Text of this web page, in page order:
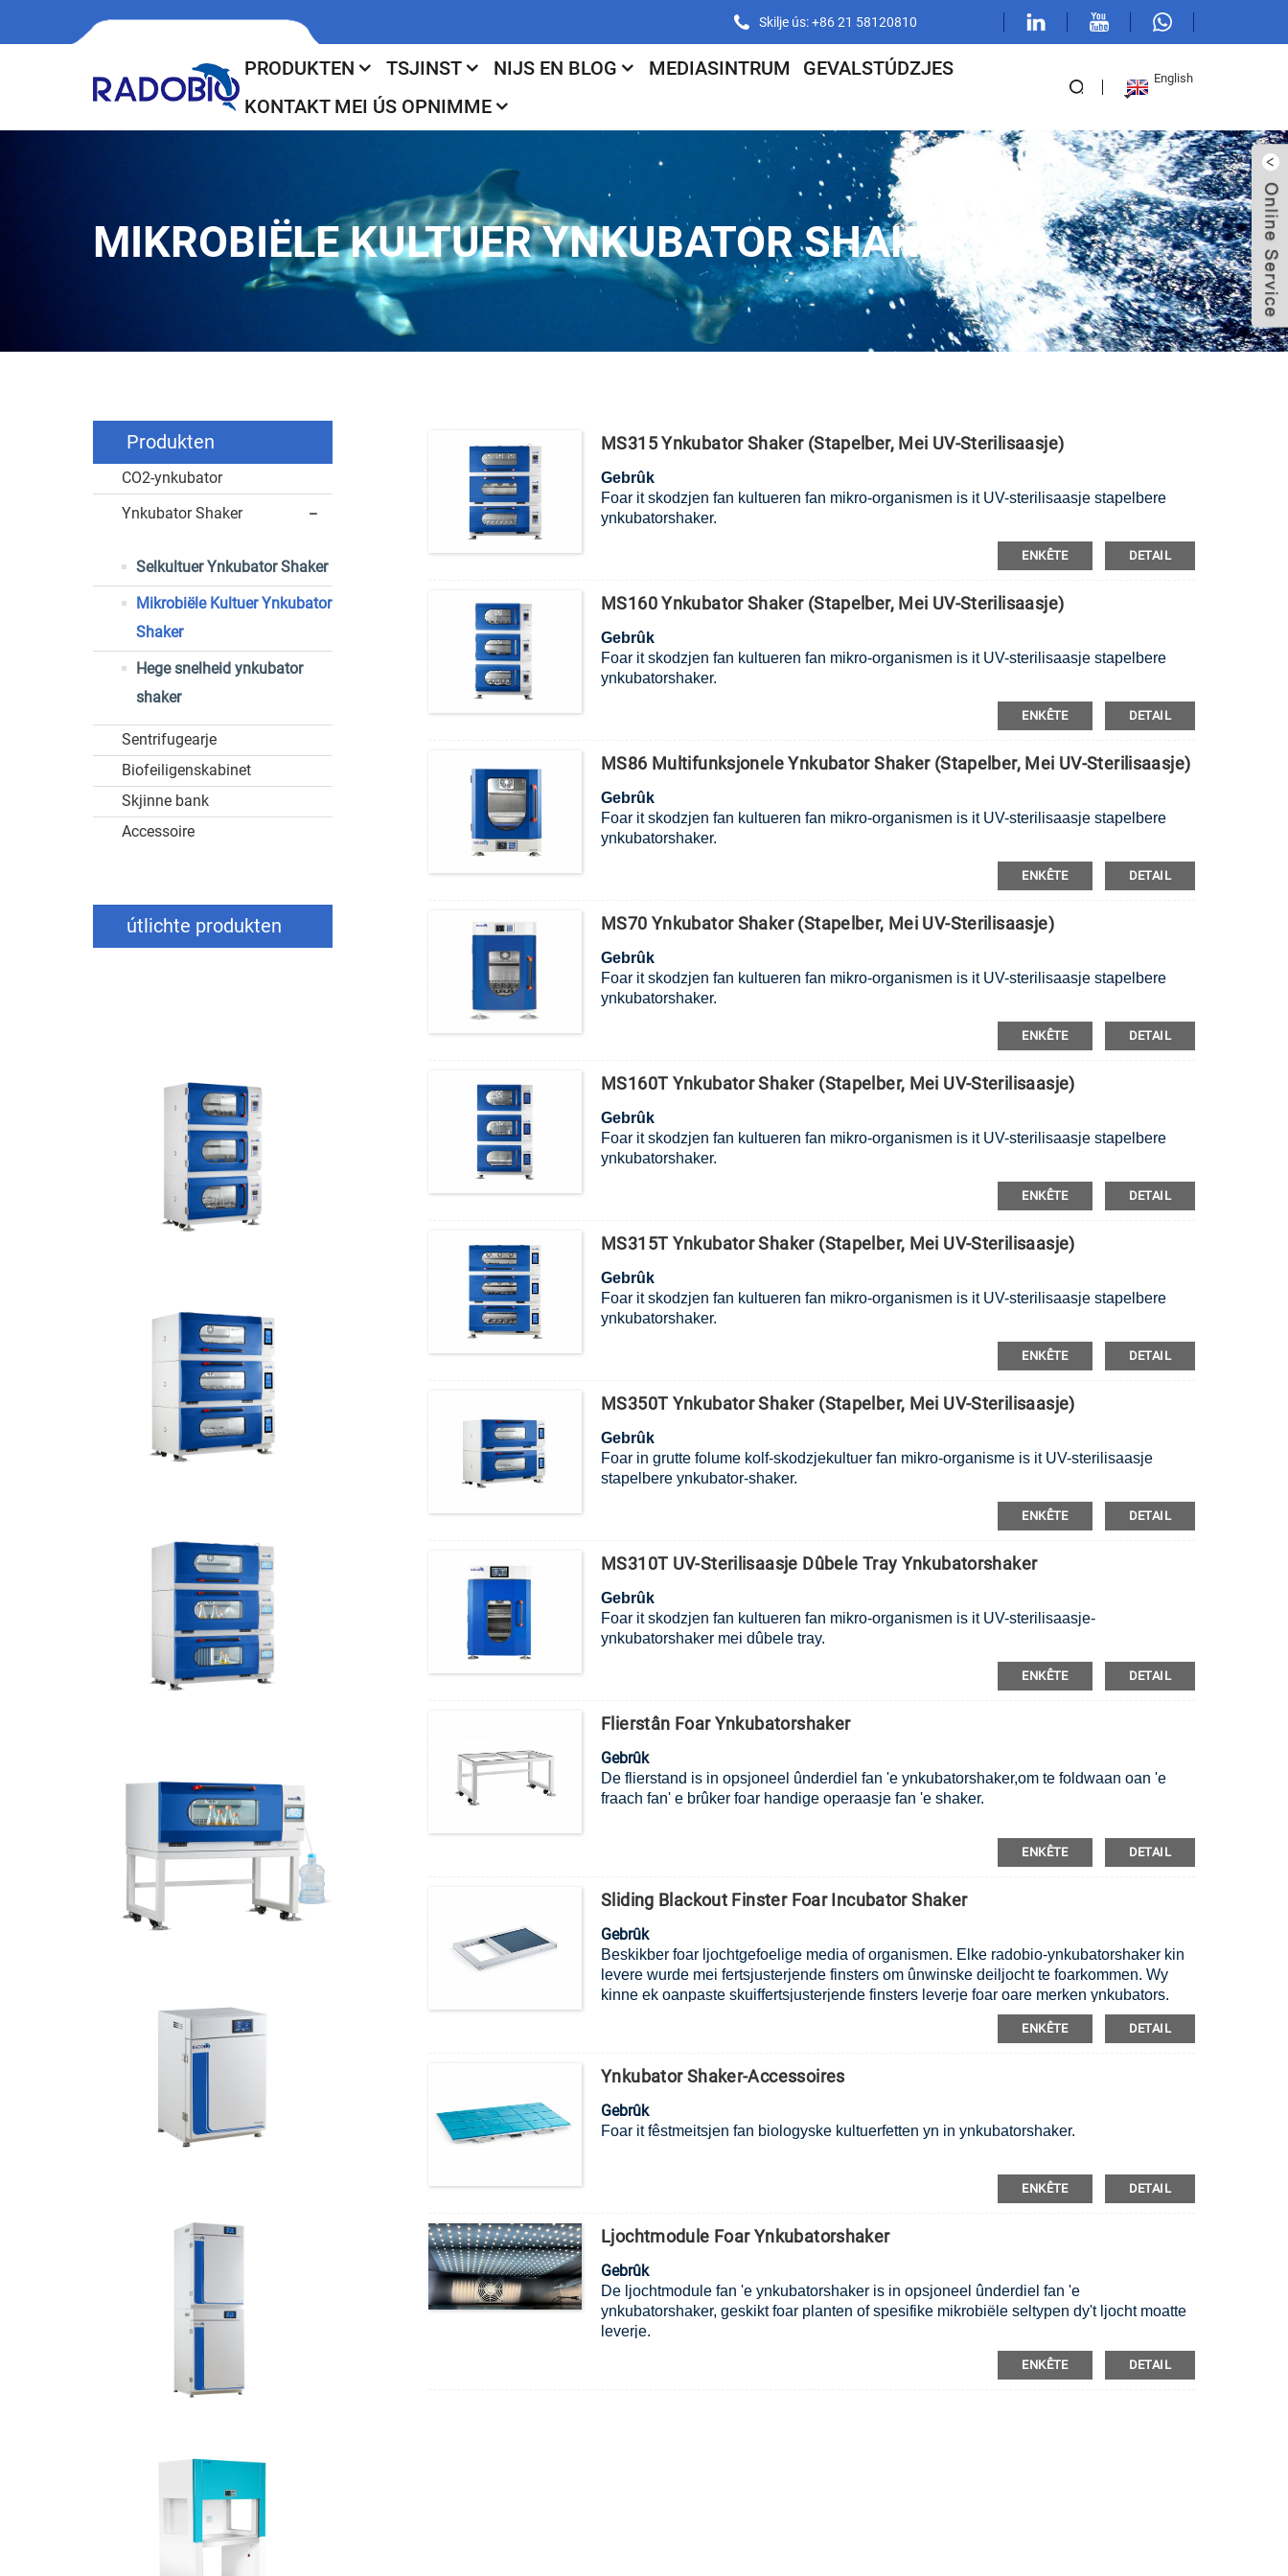
Skilje ús: +86 21 58120810
PRODUKTEN TSJINST NIJS EN BLOG MEDIASINTRUM
GEVALSTÚDZJES
KONTAKT MEI ÚS OPNIMME
English
MIKROBIËLE KULTUER YNKUBATOR SHAKER
Produkten
CO2-ynkubator
Ynkubator Shaker
Selkultuer Ynkubator Shaker
Mikrobiële Kultuer Ynkubator
Shaker
Hege snelheid ynkubator
shaker
Sentrifugearje
Biofeiligenskabinet
Skjinne bank
Accessoire
útlichte produkten
MS315 Ynkubator Shaker (Stapelber, Mei UV-Sterilisaasje)
Gebrûk
Foar it skodzjen fan kultueren fan mikro-organismen is it UV-sterilisaasje stapelbere
ynkubatorshaker.
ENKÊTE DETAIL
MS160 Ynkubator Shaker (Stapelber, Mei UV-Sterilisaasje)
Gebrûk
Foar it skodzjen fan kultueren fan mikro-organismen is it UV-sterilisaasje stapelbere
ynkubatorshaker.
ENKÊTE DETAIL
MS86 Multifunksjonele Ynkubator Shaker (Stapelber, Mei UV-Sterilisaasje)
Gebrûk
Foar it skodzjen fan kultueren fan mikro-organismen is it UV-sterilisaasje stapelbere
ynkubatorshaker.
ENKÊTE DETAIL
MS70 Ynkubator Shaker (Stapelber, Mei UV-Sterilisaasje)
Gebrûk
Foar it skodzjen fan kultueren fan mikro-organismen is it UV-sterilisaasje stapelbere
ynkubatorshaker.
ENKÊTE DETAIL
MS160T Ynkubator Shaker (Stapelber, Mei UV-Sterilisaasje)
Gebrûk
Foar it skodzjen fan kultueren fan mikro-organismen is it UV-sterilisaasje stapelbere
ynkubatorshaker.
ENKÊTE DETAIL
MS315T Ynkubator Shaker (Stapelber, Mei UV-Sterilisaasje)
Gebrûk
Foar it skodzjen fan kultueren fan mikro-organismen is it UV-sterilisaasje stapelbere
ynkubatorshaker.
ENKÊTE DETAIL
MS350T Ynkubator Shaker (Stapelber, Mei UV-Sterilisaasje)
Gebrûk
Foar in grutte folume kolf-skodzjekultuer fan mikro-organisme is it UV-sterilisaasje
stapelbere ynkubator-shaker.
ENKÊTE DETAIL
MS310T UV-Sterilisaasje Dûbele Tray Ynkubatorshaker
Gebrûk
Foar it skodzjen fan kultueren fan mikro-organismen is it UV-sterilisaasje-
ynkubatorshaker mei dûbele tray.
ENKÊTE DETAIL
Flierstân Foar Ynkubatorshaker
Gebrûk
De flierstand is in opsjoneel ûnderdiel fan 'e ynkubatorshaker,om te foldwaan oan 'e
fraach fan' e brûker foar handige operaasje fan 'e shaker.
ENKÊTE DETAIL
Sliding Blackout Finster Foar Incubator Shaker
Gebrûk
Beskikber foar ljochtgefoelige media of organismen. Elke radobio-ynkubatorshaker kin
levere wurde mei fertsjusterjende finsters om ûnwinske deiljocht te foarkommen. Wy
kinne ek oanpaste skuiffertsjusterjende finsters leverje foar oare merken ynkubators.
ENKÊTE DETAIL
Ynkubator Shaker-Accessoires
Gebrûk
Foar it fêstmeitsjen fan biologyske kultuerfetten yn in ynkubatorshaker.
ENKÊTE DETAIL
Ljochtmodule Foar Ynkubatorshaker
Gebrûk
De ljochtmodule fan 'e ynkubatorshaker is in opsjoneel ûnderdiel fan 'e
ynkubatorshaker, geskikt foar planten of spesifike mikrobiële seltypen dy't ljocht moatte
leverje.
ENKÊTE DETAIL